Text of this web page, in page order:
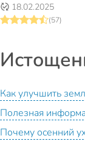
18.02.2025
(57)
Как улучшить
Полезная
Почему осенний